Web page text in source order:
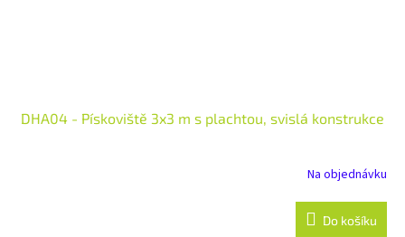
DHA04 - Pískoviště 3x3 m s plachtou, svislá konstrukce
Na objednávku
Do košíku